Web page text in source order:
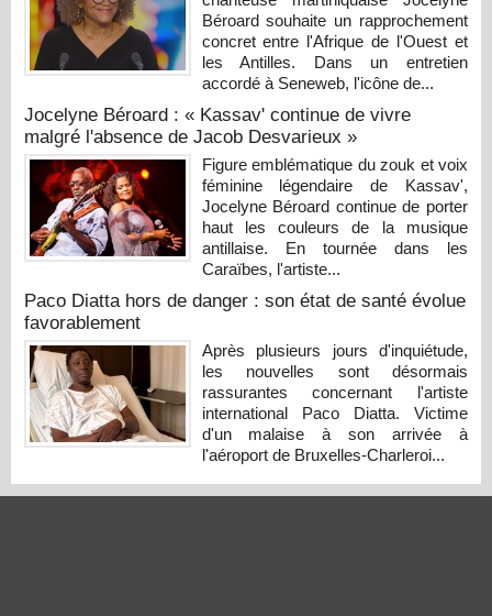
Béroard souhaite un rapprochement
concret entre l'Afrique de l'Ouest et
les Antilles. Dans un entretien
accordé à Seneweb, l'icône de...
Jocelyne Béroard : « Kassav' continue de vivre
malgré l'absence de Jacob Desvarieux »
Figure emblématique du zouk et voix
féminine légendaire de Kassav',
Jocelyne Béroard continue de porter
haut les couleurs de la musique
antillaise. En tournée dans les
Caraïbes, l'artiste...
Paco Diatta hors de danger : son état de santé évolue
favorablement
Après plusieurs jours d'inquiétude,
les nouvelles sont désormais
rassurantes concernant l'artiste
international Paco Diatta. Victime
d'un malaise à son arrivée à
l'aéroport de Bruxelles-Charleroi...